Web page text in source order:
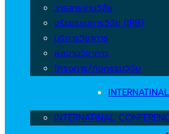
วารสารงานวิจัย
จริยธรรมการวิจัย (IRB)
บริการวิชาการ
ผลงานวิชาการ
โครงการ/กิจกรรมวิจัย
INTERNATINAL